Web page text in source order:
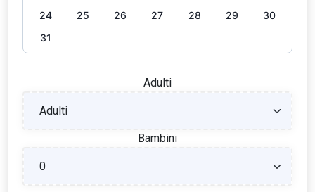
24
25 26 27 28 29
30
31
Adulti
Bambini